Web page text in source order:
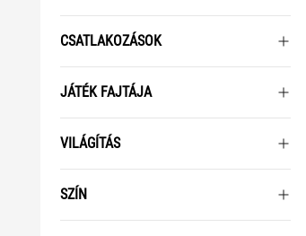
CSATLAKOZÁSOK
JÁTÉK FAJTÁJA
VILÁGÍTÁS
SZÍN